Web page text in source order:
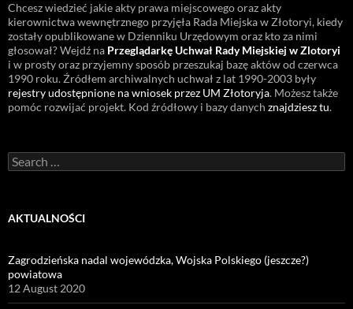
Chcesz wiedzieć jakie akty prawa miejscowego oraz akty
kierownictwa wewnętrznego przyjęła Rada Miejska w Złotoryi, kiedy
zostały opublikowane w Dzienniku Urzędowym oraz kto za nimi
głosował? Wejdź na Przeglądarkę Uchwał Rady Miejskiej w Zlotoryi
i w prosty oraz przyjemny sposób przeszukaj bazę aktów od czerwca
1990 roku. Źródłem archiwalnych uchwał z lat 1990-2003 były
rejestry udostępnione na wniosek przez UM Złotoryja. Możesz także
pomóc rozwijać projekt. Kod źródłowy i bazy danych znajdziesz tu.
Search
for:
AKTUALNOŚCI
Zagrodzieńska nadal wojewódzka, Wojska Polskiego (jeszcze?)
powiatowa
12 August 2020